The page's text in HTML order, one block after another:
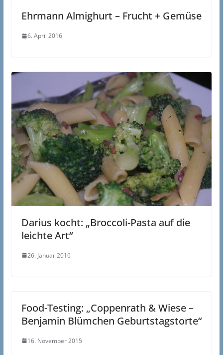
Ehrmann Almighurt – Frucht + Gemüse
6. April 2016
Darius kocht: „Broccoli-Pasta auf die
leichte Art“
26. Januar 2016
Food-Testing: „Coppenrath & Wiese –
Benjamin Blümchen Geburtstagstorte“
16. November 2015